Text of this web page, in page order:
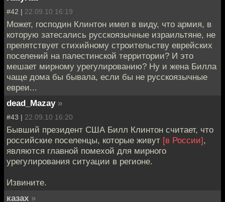
#42 | 22.09.10 16:19
Может, господин Клинтон имел в виду, что армия, в
которую затесались русскоязычные израильтяне, не
препятствует стихийному строительству еврейских
поселений на палестинской территории? И это
мешает мирному урегулированию? Ну и жена Билла
чаще дома бы бывала, если бы не русскоязычные
евреи...
dead_Mazay »
#43 | 22.09.10 16:20
Бывший президент США Билл Клинтон считает, что
российские поселенцы, которые живут [в России],
являются главной помехой для мирного
урегулирования ситуации в регионе.
Извините.
казах »